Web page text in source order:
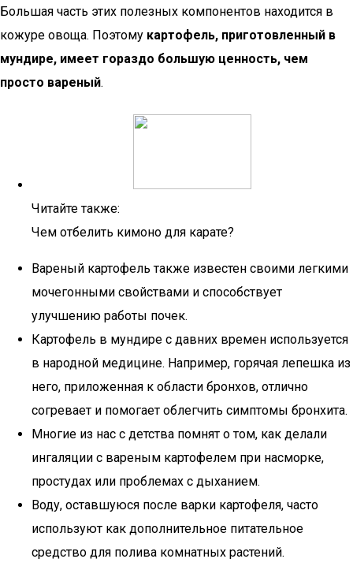
Большая часть этих полезных компонентов находится в
кожуре овоща. Поэтому картофель, приготовленный в
мундире, имеет гораздо большую ценность, чем
просто вареный.
Читайте также:
Чем отбелить кимоно для карате?
Вареный картофель также известен своими легкими
мочегонными свойствами и способствует
улучшению работы почек.
Картофель в мундире с давних времен используется
в народной медицине. Например, горячая лепешка из
него, приложенная к области бронхов, отлично
согревает и помогает облегчить симптомы бронхита.
Многие из нас с детства помнят о том, как делали
ингаляции с вареным картофелем при насморке,
простудах или проблемах с дыханием.
Воду, оставшуюся после варки картофеля, часто
используют как дополнительное питательное
средство для полива комнатных растений.